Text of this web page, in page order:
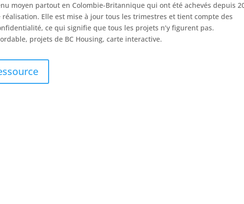
moyen partout en Colombie-Britannique qui ont été achevés depuis
Elle est mise à jour tous les trimestres et tient compte des
ce qui signifie que tous les projets n’y figurent pas.
projets de BC Housing, carte interactive.